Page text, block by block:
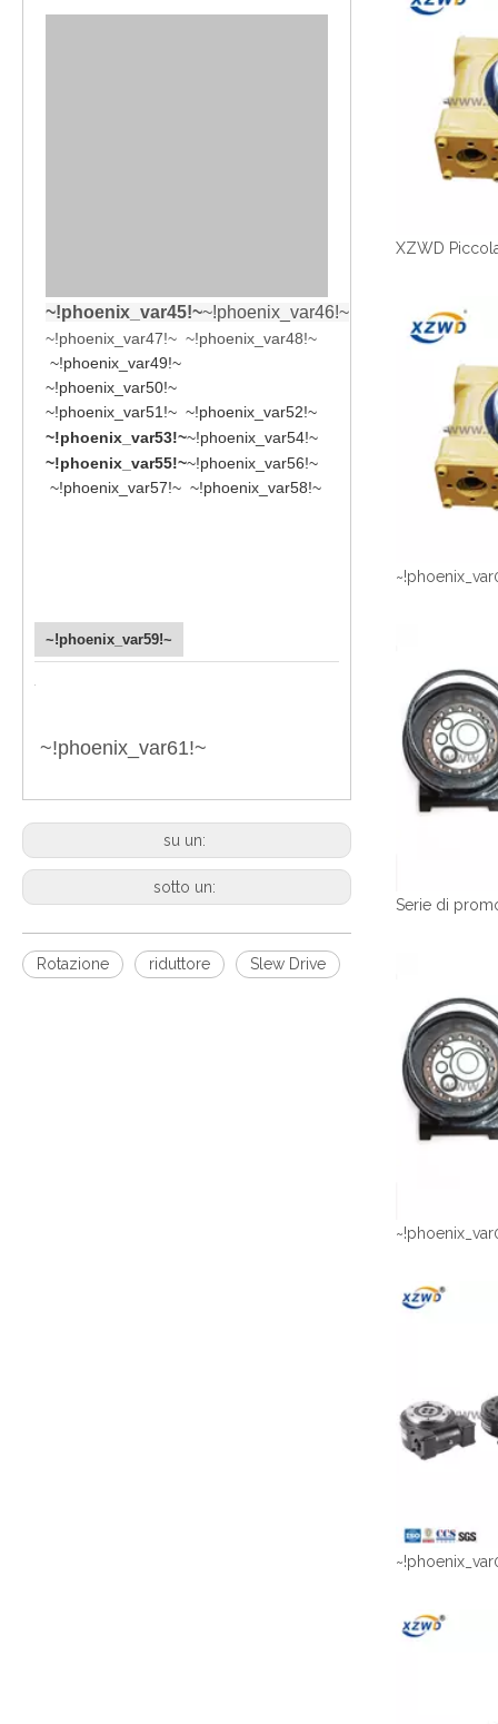
~!phoenix_var45!~~!phoenix_var46!~
~!phoenix_var47!~ ~!phoenix_var48!~
~!phoenix_var49!~
~!phoenix_var50!~
~!phoenix_var51!~ ~!phoenix_var52!~
~!phoenix_var53!~~!phoenix_var54!~
~!phoenix_var55!~~!phoenix_var56!~
~!phoenix_var57!~ ~!phoenix_var58!~
~!phoenix_var59!~
~!phoenix_var61!~
su un:
sotto un:
Rotazione riduttore Slew Drive